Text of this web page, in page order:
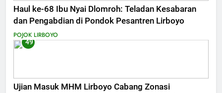
Haul ke-68 Ibu Nyai Dlomroh: Teladan Kesabaran
dan Pengabdian di Pondok Pesantren Lirboyo
POJOK LIRBOYO
49
Ujian Masuk MHM Lirboyo Cabang Zonasi